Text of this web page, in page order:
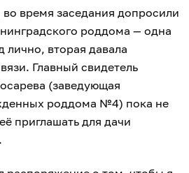
время заседания допросили
роддома — одна
лично, вторая давала
Главный свидетель
(заведующая
роддома №4) пока не
приглашать для дачи